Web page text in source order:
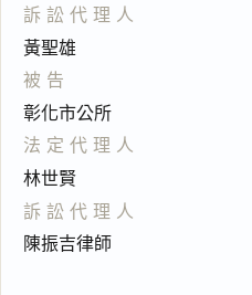
訴訟代理人
黃聖雄
被告
彰化市公所
法定代理人
林世賢
訴訟代理人
陳振吉律師